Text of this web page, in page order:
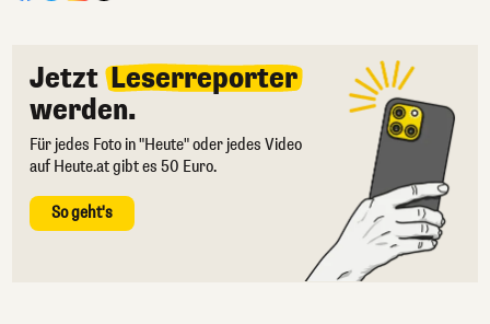
Jetzt Leserreporter
werden.
Für jedes Foto in "Heute" oder jedes Video
auf Heute.at gibt es 50 Euro.
So geht's